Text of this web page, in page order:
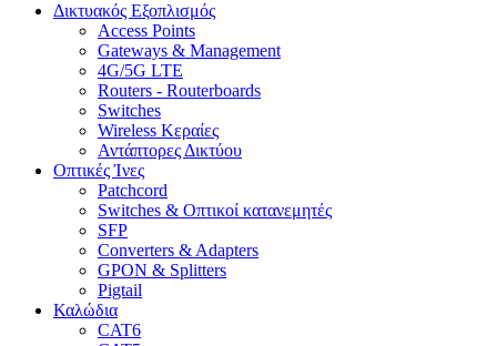
Δικτυακός Εξοπλισμός
Access Points
Gateways & Management
4G/5G LTE
Routers - Routerboards
Switches
Wireless Κεραίες
Αντάπτορες Δικτύου
Οπτικές Ίνες
Patchcord
Switches & Οπτικοί κατανεμητές
SFP
Converters & Adapters
GPON & Splitters
Pigtail
Καλώδια
CAT6